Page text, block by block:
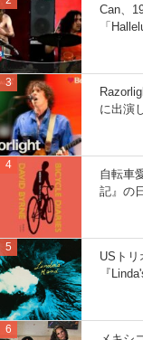
Can、
「
に出演
自転車
記』の
USトリ
『